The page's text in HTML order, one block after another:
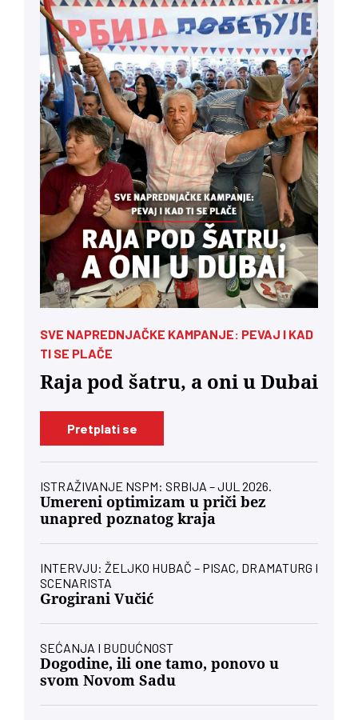
SVE NAPREDNJAČKE KAMPANJE: PEVAJ I KAD
TI SE PLAČE
Raja pod šatru, a oni u Dubai
Pretplati se
ISTRAŽIVANJE NSPM: SRBIJA – JUL 2026.
Umereni optimizam u priči bez
unapred poznatog kraja
INTERVJU: ŽELJKO HUBAČ – PISAC, DRAMATURG I
SCENARISTA
Grogirani Vučić
SEĆANJA I BUDUĆNOST
Dogodine, ili one tamo, ponovo u
svom Novom Sadu